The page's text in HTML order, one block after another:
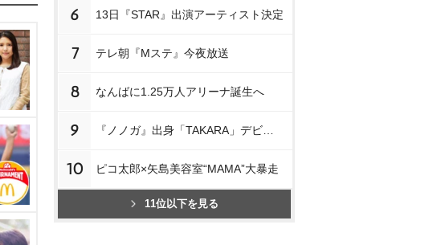
6 13日『STAR』出演アーティスト決定
7 テレ朝『Mステ』今夜放送
8 なんばに1.25万人アリーナ誕生へ
9
10 ピコ太郎×矢島美容室“MAMA”大暴走
11位以下を見る